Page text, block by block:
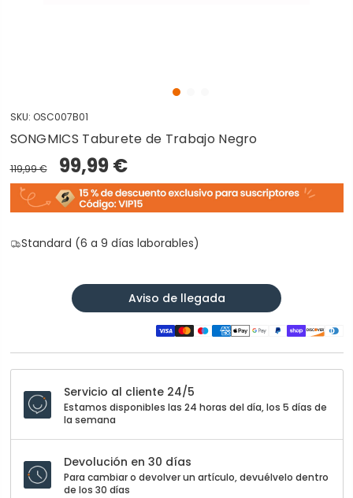
SKU: OSC007B01
SONGMICS Taburete de Trabajo Negro
119,99 € 99,99 €
Standard (6 a 9 días laborables)
Aviso de llegada
Servicio al cliente 24/5
Estamos disponibles las 24 horas del día, los 5 días de
la semana
Devolución en 30 días
Para cambiar o devolver un artículo, devuélvelo dentro
de los 30 días